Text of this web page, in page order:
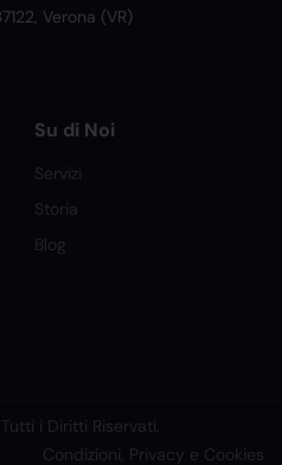
Verona (VR)
Su di Noi
Servizi
Storia
Blog
i Diritti Riservati.
Condizioni, Privacy e Cookies